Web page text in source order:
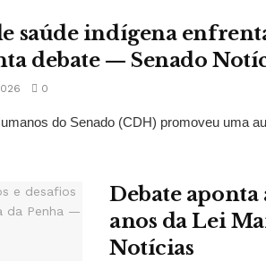
saúde indígena
debate — Senado
0
do Senado (CDH) promoveu uma
Debate aponta
anos da Lei
Notícias